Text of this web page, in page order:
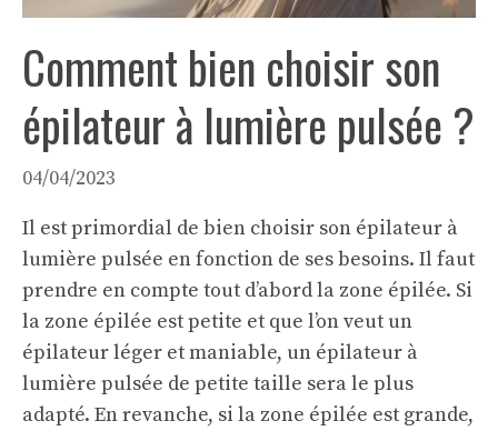
Comment bien choisir son
épilateur à lumière pulsée ?
04/04/2023
Il est primordial de bien choisir son épilateur à
lumière pulsée en fonction de ses besoins. Il faut
prendre en compte tout d’abord la zone épilée. Si
la zone épilée est petite et que l’on veut un
épilateur léger et maniable, un épilateur à
lumière pulsée de petite taille sera le plus
adapté. En revanche, si la zone épilée est grande,